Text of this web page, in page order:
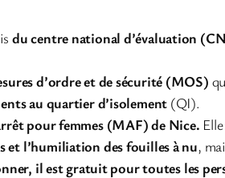
du centre national d’évaluation
d’ordre et de sécurité (MOS)
au quartier d’isolement (QI).
pour femmes (MAF) de Nice.
et l’humiliation des fouilles à nu,
il est gratuit pour toutes les